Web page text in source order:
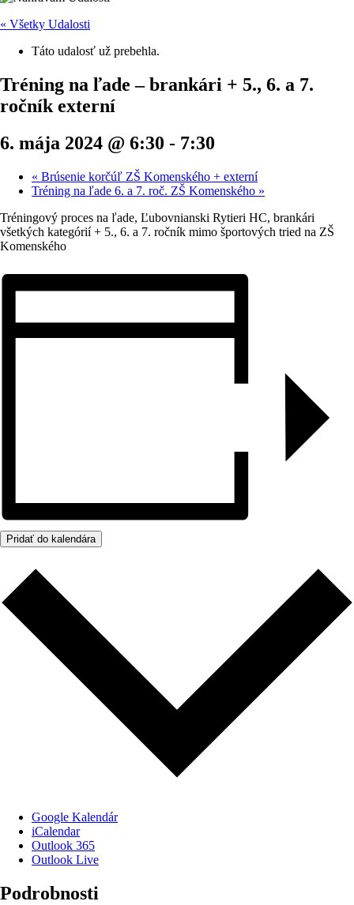
« Všetky Udalosti
Táto udalosť už prebehla.
Tréning na ľade – brankári + 5., 6. a 7.
ročník externí
6. mája 2024 @ 6:30 - 7:30
« Brúsenie korčúľ ZŠ Komenského + externí
Tréning na ľade 6. a 7. roč. ZŠ Komenského »
Tréningový proces na ľade, Ľubovnianski Rytieri HC, brankári
všetkých kategórií + 5., 6. a 7. ročník mimo športových tried na ZŠ
Komenského
Pridať do kalendára
Google Kalendár
iCalendar
Outlook 365
Outlook Live
Podrobnosti